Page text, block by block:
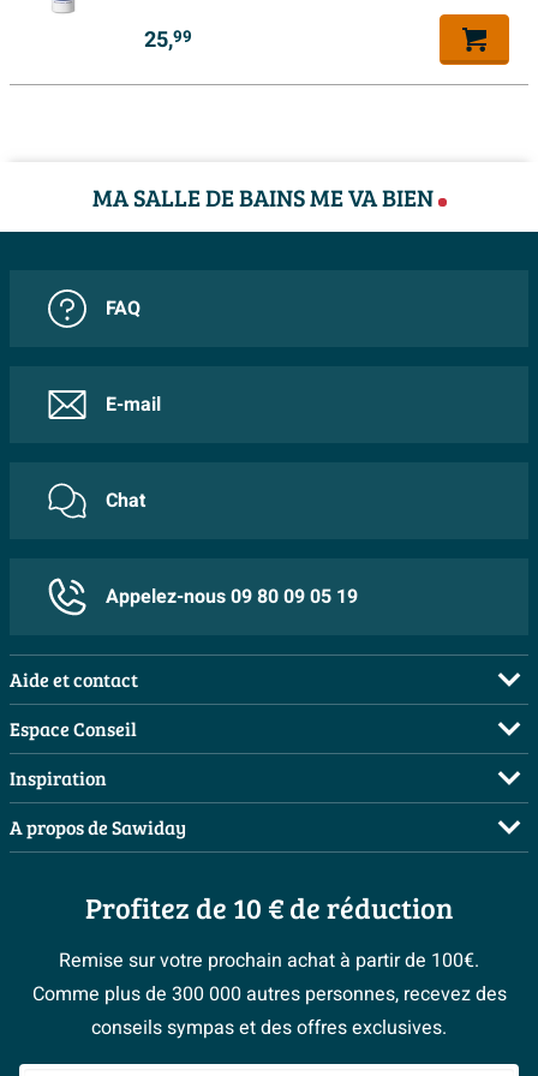
Forme bouton de commande
Marque réservoir
Geberit UP320
Caractéristiques
Traitement anticalcaire
Anti-salissant
Avec kit de fixation
Siège déclipsable
Avec abattant de toilette
Oui
Toilettes pour enfants
Non
Réservoir inclus
Rinçage vortex
Plus d'informations
Garantie
Autres spécifications
Type de WC
WC suspendu
25,99
MA SALLE DE BAINS ME VA BIEN
FAQ
E-mail
Chat
Appelez-nous 09 80 09 05 19
Aide et contact
FAQ
Commander
Payer
Livraison / retrait
Garantie & réclamations
Politique d’avis
> Service client
Espace Conseil
Demandez votre devis
Planificateur 3D
Les bons tuyaux
Inspiration
Salles de bains complètes
Inspiration toilettes
Moodboards
Magazine
#Mysawiday
A propos de Sawiday
Postes vacants
Sawiday PRO
Fevad
Ils parlent de nous
Mentions légales
Profitez de 10 € de réduction
Remise sur votre prochain achat à partir de 100€.
Comme plus de 300 000 autres personnes, recevez des
conseils sympas et des offres exclusives.